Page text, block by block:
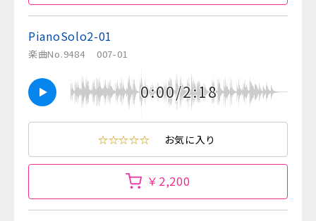
PianoSolo2-01
楽曲No.9484 007-01
0:00/2:18
☆☆☆☆☆ お気に入り
￥2,200